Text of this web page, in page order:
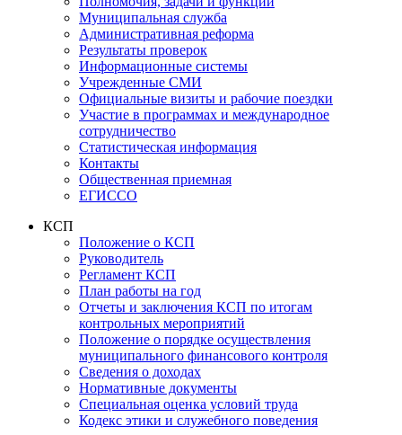
Муниципальная служба
Административная реформа
Результаты проверок
Информационные системы
Учрежденные СМИ
Официальные визиты и рабочие поездки
Участие в программах и международное
сотрудничество
Статистическая информация
Контакты
Общественная приемная
ЕГИССО
КСП
Положение о КСП
Руководитель
Регламент КСП
План работы на год
Отчеты и заключения КСП по итогам
контрольных мероприятий
Положение о порядке осуществления
муниципального финансового контроля
Сведения о доходах
Нормативные документы
Специальная оценка условий труда
Кодекс этики и служебного поведения